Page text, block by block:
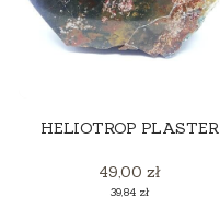
HELIOTROP PLASTER
Cena
49,00 zł
Cena
39,84 zł